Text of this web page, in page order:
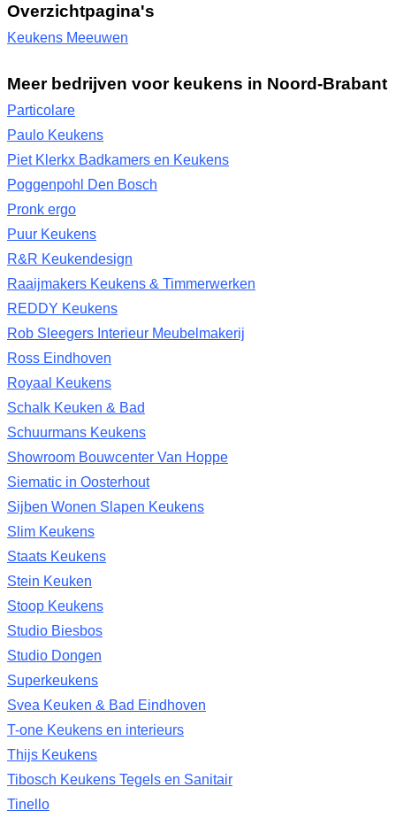
Overzichtpagina's
Keukens Meeuwen
Meer bedrijven voor keukens in Noord-Brabant
Particolare
Paulo Keukens
Piet Klerkx Badkamers en Keukens
Poggenpohl Den Bosch
Pronk ergo
Puur Keukens
R&R Keukendesign
Raaijmakers Keukens & Timmerwerken
REDDY Keukens
Rob Sleegers Interieur Meubelmakerij
Ross Eindhoven
Royaal Keukens
Schalk Keuken & Bad
Schuurmans Keukens
Showroom Bouwcenter Van Hoppe
Siematic in Oosterhout
Sijben Wonen Slapen Keukens
Slim Keukens
Staats Keukens
Stein Keuken
Stoop Keukens
Studio Biesbos
Studio Dongen
Superkeukens
Svea Keuken & Bad Eindhoven
T-one Keukens en interieurs
Thijs Keukens
Tibosch Keukens Tegels en Sanitair
Tinello